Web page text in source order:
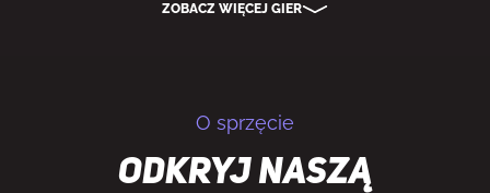
ZOBACZ WIĘCEJ GIER
O sprzęcie
Odkryj naszą